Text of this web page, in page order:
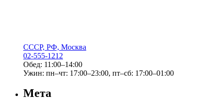
СССР, РФ, Москва
02-555-1212
Обед: 11:00–14:00
Ужин: пн–чт: 17:00–23:00, пт–сб: 17:00–01:00
Мета